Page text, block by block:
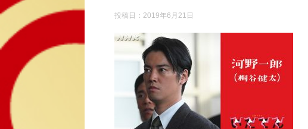
投稿日： 2019年6月21日